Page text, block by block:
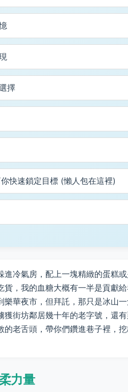
擇
快速鎖定目標 (懶人包在這裡)
進冷氣房，配上一塊精緻的蛋糕
貨，我的血糖大概有一半是貢獻
樂華夜市，但拜託，那只是冰山
獲街坊鄰居幾十年的老字號，還
的老舌頭，帶你們鑽進巷子裡，
力量